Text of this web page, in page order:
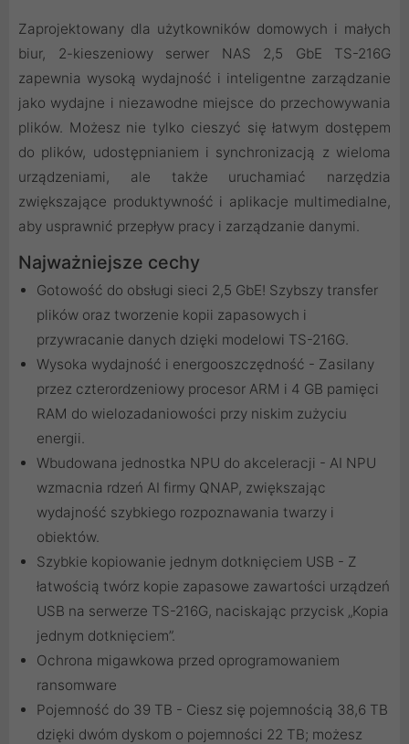
Zaprojektowany dla użytkowników domowych i małych
biur, 2-kieszeniowy serwer NAS 2,5 GbE TS-216G
zapewnia wysoką wydajność i inteligentne zarządzanie
jako wydajne i niezawodne miejsce do przechowywania
plików. Możesz nie tylko cieszyć się łatwym dostępem
do plików, udostępnianiem i synchronizacją z wieloma
urządzeniami, ale także uruchamiać narzędzia
zwiększające produktywność i aplikacje multimedialne,
aby usprawnić przepływ pracy i zarządzanie danymi.
Najważniejsze cechy
Gotowość do obsługi sieci 2,5 GbE! Szybszy transfer
plików oraz tworzenie kopii zapasowych i
przywracanie danych dzięki modelowi TS-216G.
Wysoka wydajność i energooszczędność - Zasilany
przez czterordzeniowy procesor ARM i 4 GB pamięci
RAM do wielozadaniowości przy niskim zużyciu
energii.
Wbudowana jednostka NPU do akceleracji - AI NPU
wzmacnia rdzeń AI firmy QNAP, zwiększając
wydajność szybkiego rozpoznawania twarzy i
obiektów.
Szybkie kopiowanie jednym dotknięciem USB - Z
łatwością twórz kopie zapasowe zawartości urządzeń
USB na serwerze TS-216G, naciskając przycisk „Kopia
jednym dotknięciem”.
Ochrona migawkowa przed oprogramowaniem
ransomware
Pojemność do 39 TB - Ciesz się pojemnością 38,6 TB
dzięki dwóm dyskom o pojemności 22 TB; możesz